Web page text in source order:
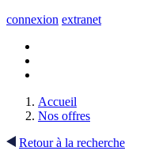
connexion extranet
Accueil
Nos offres
Retour à la recherche